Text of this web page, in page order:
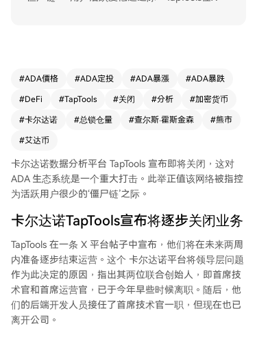
五年低点，年内下跌近50%，市值排名跌出前十。
议TVL周内跌幅超10%，显示网络活动显著减少。
卡尔达诺创始人Charles Hoskinson承认，市场条件
困境项目但被否决，并表示社区似乎缺乏推动项目
升级的意愿。他预计下半年DeFi生态将面临更严峻
挑战，并强调自己在生态中并无特殊决策权。截至
发稿，ADA价格约为0.16美元，日内跌幅超16%。
#ADA價格 #ADA定投 #ADA暴漲 #ADA暴跌
#DeFi #TapTools #关闭 #分析 #加密货币
#卡尔达诺 #总锁仓量 #查尔斯·霍斯金森 #熊市
#艾达币
卡尔达诺数据分析平台 TapTools 宣布即将关闭，这对
ADA 生态系统是一个重大打击。此举正值该网络被指控
为活跃用户很少的‘僵尸链’之际。
卡尔达诺TapTools宣布将逐步关闭业务
TapTools 在一条 X 平台帖子中宣布，他们将在未来两周
内准备逐步结束运营。这个 卡尔达诺平台将领导层问题
作为此决定的原因，指出其两位联合创始人，即首席技
术官和首席运营官，已于今年早些时候离职。随后，他
们的后端开发人员接任了首席技术官一职，但现在也已
离开公司。